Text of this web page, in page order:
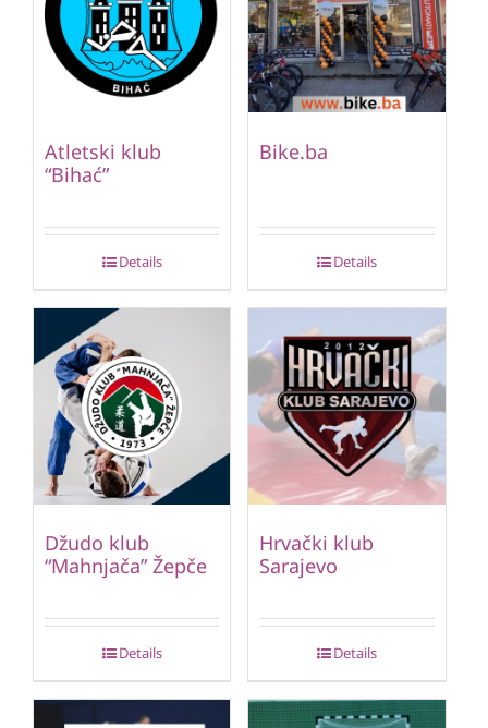
Atletski klub
“Bihać”
Details
Bike.ba
Details
Džudo klub
“Mahnjača” Žepče
Details
Hrvački klub
Sarajevo
Details